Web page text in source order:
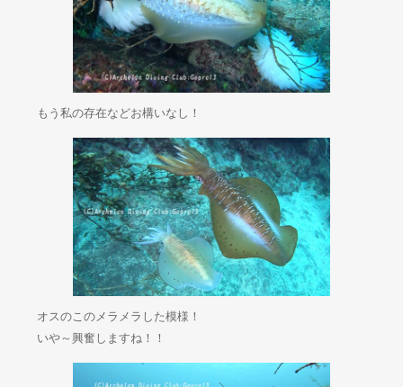
もう私の存在などお構いなし！
オスのこのメラメラした模様！
いや～興奮しますね！！